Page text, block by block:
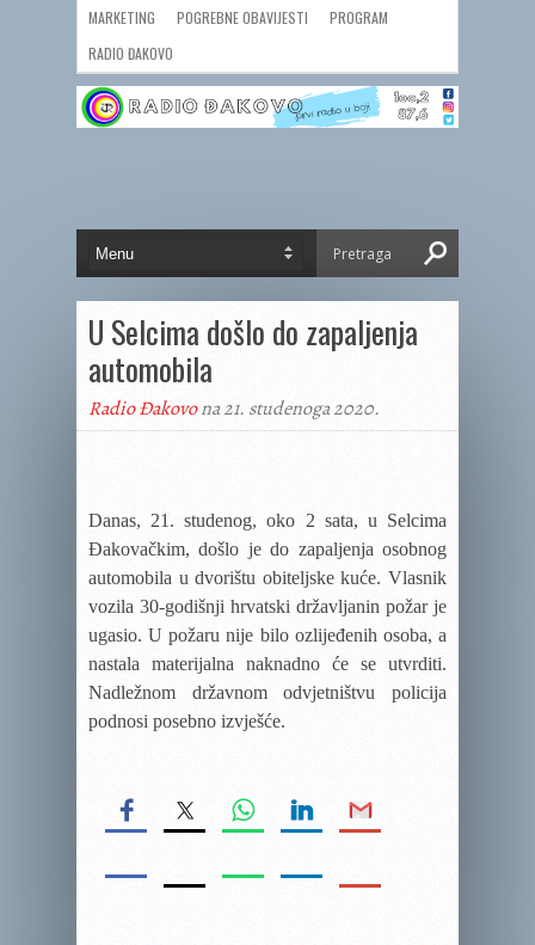
MARKETING POGREBNE OBAVIJESTI
PROGRAM
RADIO ĐAKOVO
U Selcima došlo do zapaljenja
automobila
Radio Đakovona 21. studenoga 2020.
Danas, 21. studenog, oko 2 sata, u Selcima
Đakovačkim, došlo je do zapaljenja osobnog
automobila u dvorištu obiteljske kuće. Vlasnik
vozila 30-godišnji hrvatski državljanin požar je
ugasio.U požaru nije bilo ozlijeđenih osoba, a
nastala materijalna naknadno će se utvrditi.
Nadležnom državnom odvjetništvu policija
podnosi posebno izvješće.